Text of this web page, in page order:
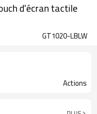
d'écran tactile
GT1020-LBLW
Actions